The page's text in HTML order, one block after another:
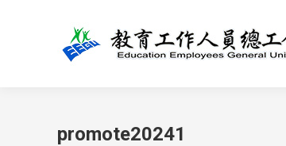
promote20241